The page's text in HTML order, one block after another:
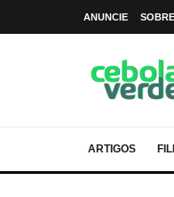
ANUNCIE SOBRE
ARTIGOS